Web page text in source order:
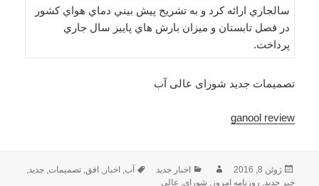
سالجاري ارائه كرد و به تشريح پيش بيني دماي هواي كشور
در فصل تابستان و ميزان بارش هاي پاييز سال جاري
پرداخت.
تصمیمات جدید شورای عالی آب
ganool review
ارسال
شده
ژوئن 8, 2016 نویسندهدسته‌ها
اخبار جدید برچسب‌ها
آب ,اخبار ,افق ,تصمیمات ,جدید
خبر جدید
روزنامه امروز شورای عالی